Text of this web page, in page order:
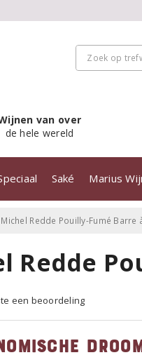
van over
de hele wereld
Saké Marius
Michel Redde Pouilly-Fumé Barre
Redde
een beoordeling